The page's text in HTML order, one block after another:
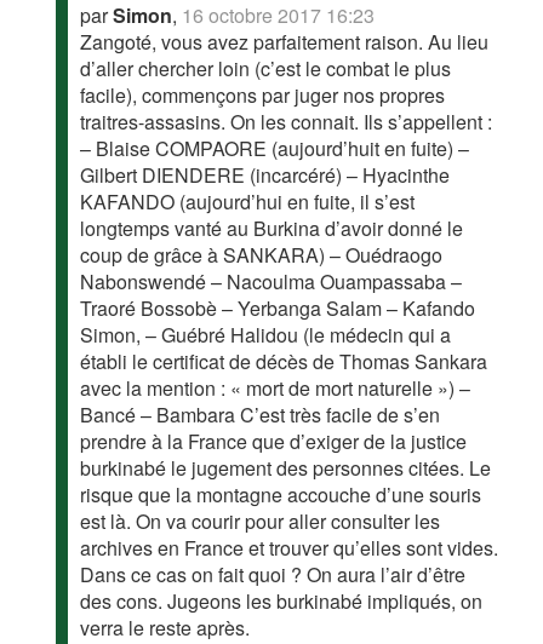
parSimon, 16 octobre 2017 16:23
Zangoté, vous avez parfaitement raison. Au lieu
d’aller chercher loin (c’est le combat le plus
facile), commençons par juger nos propres
traitres-assasins. On les connait. Ils s’appellent :
– Blaise COMPAORE (aujourd’huit en fuite) –
Gilbert DIENDERE (incarcéré) – Hyacinthe
KAFANDO (aujourd’hui en fuite, il s’est
longtemps vanté au Burkina d’avoir donné le
coup de grâce à SANKARA) – Ouédraogo
Nabonswendé – Nacoulma Ouampassaba –
Traoré Bossobè – Yerbanga Salam – Kafando
Simon, – Guébré Halidou (le médecin qui a
établi le certificat de décès de Thomas Sankara
avec la mention : « mort de mort naturelle ») –
Bancé – Bambara C’est très facile de s’en
prendre à la France que d’exiger de la justice
burkinabé le jugement des personnes citées. Le
risque que la montagne accouche d’une souris
est là. On va courir pour aller consulter les
archives en France et trouver qu’elles sont vides.
Dans ce cas on fait quoi ? On aura l’air d’être
des cons. Jugeons les burkinabé impliqués, on
verra le reste après.